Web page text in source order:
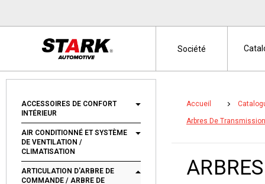
ACCESSOIRES DE CONFORT
INTÉRIEUR
AIR CONDITIONNÉ ET SYSTÈME
DE VENTILATION /
CLIMATISATION
ARTICULATION D'ARBRE DE
COMMANDE / ARBRE DE
Accueil
Arbres De Transmission
Société